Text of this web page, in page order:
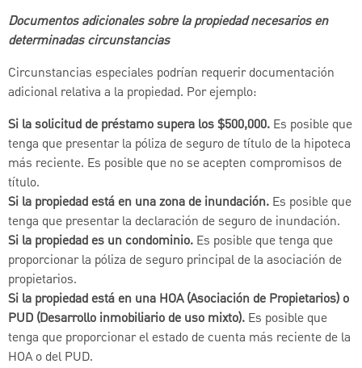
Documentos adicionales sobre la propiedad necesarios en
determinadas circunstancias
Circunstancias especiales podrían requerir documentación
adicional relativa a la propiedad. Por ejemplo:
Si la solicitud de préstamo supera los $500,000. Es posible que
tenga que presentar la póliza de seguro de título de la hipoteca
más reciente. Es posible que no se acepten compromisos de
título.
Si la propiedad está en una zona de inundación. Es posible que
tenga que presentar la declaración de seguro de inundación.
Si la propiedad es un condominio. Es posible que tenga que
proporcionar la póliza de seguro principal de la asociación de
propietarios.
Si la propiedad está en una HOA (Asociación de Propietarios) o
PUD (Desarrollo inmobiliario de uso mixto). Es posible que
tenga que proporcionar el estado de cuenta más reciente de la
HOA o del PUD.